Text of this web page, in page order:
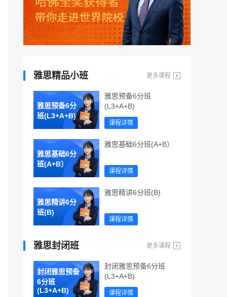
雅思精品小班 更多课程
雅思预备6分
班(L3+A+B)
雅思预备6分班
(L3+A+B)
课程详情
雅思基础6分
班(A+B）
雅思基础6分班(A+B）
课程详情
雅思精讲6分
班(B)
雅思精讲6分班(B)
课程详情
雅思封闭班 更多课程
封闭雅思预备
6分班
(L3+A+B)
封闭雅思预备6分班
(L3+A+B)
课程详情